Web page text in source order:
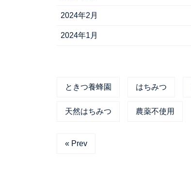
2024年2月
2024年1月
ときつ養蜂園 はちみつ
天然はちみつ 農薬不使用
« Prev